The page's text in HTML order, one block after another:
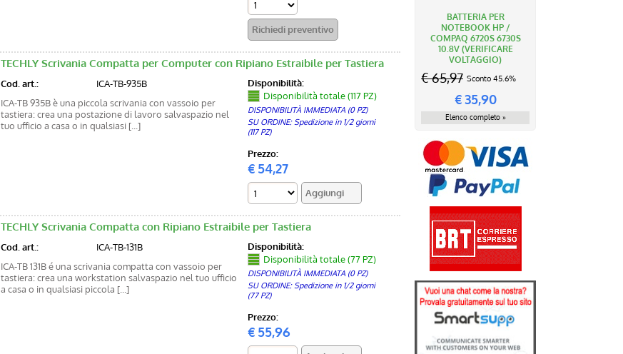
TECHLY Scrivania Compatta per Computer con Ripiano Estraibile per Tastiera
Cod. art.:
ICA-TB-935B
ICA-TB 935B è una piccola scrivania con vassoio per
tastiera: crea una postazione di lavoro salvaspazio nel
tuo ufficio a casa o in qualsiasi [...]
Disponibilità:
Disponibilità totale (117 PZ)
DISPONIBILITÀ IMMEDIATA (0 PZ)
SU ORDINE: Spedizione in 1/2 giorni
(117 PZ)
Prezzo:
€ 54,27
TECHLY Scrivania Compatta con Ripiano Estraibile per Tastiera
Cod. art.:
ICA-TB-131B
ICA-TB 131B é una scrivania compatta con vassoio per
tastiera: crea una workstation salvaspazio nel tuo ufficio
a casa o in qualsiasi piccola [...]
Disponibilità:
Disponibilità totale (77 PZ)
DISPONIBILITÀ IMMEDIATA (0 PZ)
SU ORDINE: Spedizione in 1/2 giorni
(77 PZ)
Prezzo:
€ 55,96
BATTERIA PER
NOTEBOOK HP /
COMPAQ 6720S 6730S
10.8V (VERIFICARE
VOLTAGGIO)
€ 65,97 Sconto 45.6%
€35,90
Elenco completo »